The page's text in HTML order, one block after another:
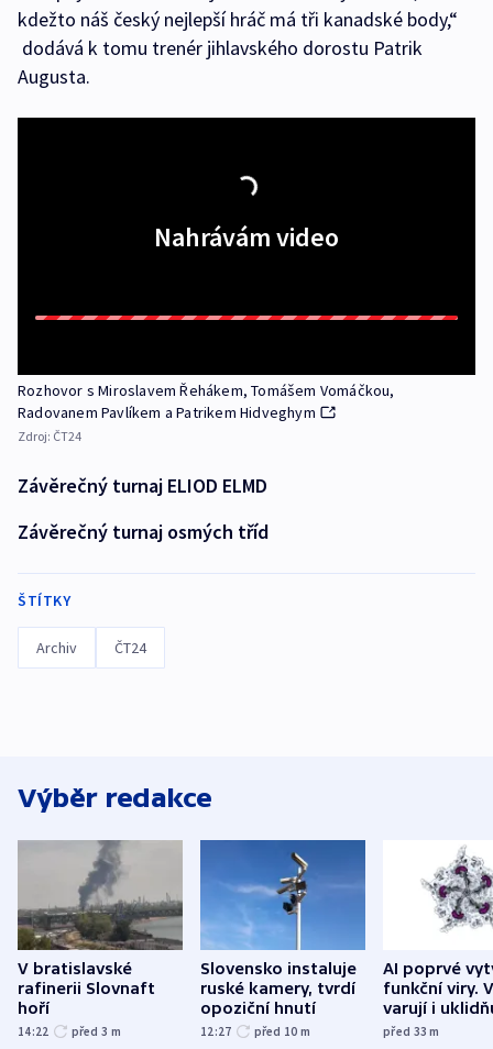
kdežto náš český nejlepší hráč má tři kanadské body,“
dodává k tomu trenér jihlavského dorostu Patrik
Augusta.
Nahrávám video
Rozhovor s Miroslavem Řehákem, Tomášem Vomáčkou,
Radovanem Pavlíkem a Patrikem Hidveghym
Zdroj: ČT24
Závěrečný turnaj ELIOD ELMD
Závěrečný turnaj osmých tříd
ŠTÍTKY
Archiv ČT24
Výběr redakce
V bratislavské
rafinerii Slovnaft
hoří
14:22 před 3 m
Slovensko instaluje
ruské kamery, tvrdí
opoziční hnutí
12:27 před 10 m
AI poprvé
funkční viry.
varují i
před 33m